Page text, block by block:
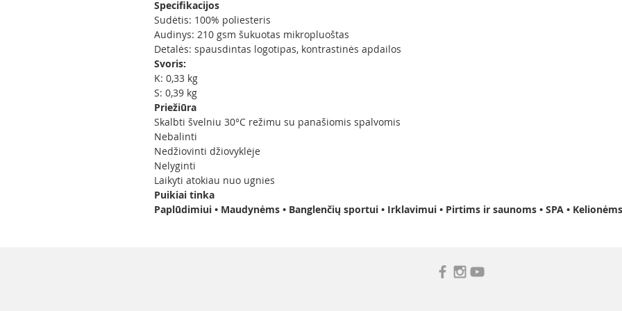
Specifikacijos
Sudėtis: 100% poliesteris
Audinys: 210 gsm šukuotas mikropluoštas
Detalės: spausdintas logotipas, kontrastinės apdailos
Svoris:
K: 0,33 kg
S: 0,39 kg
Priežiūra
Skalbti švelniu 30°C režimu su panašiomis spalvomis
Nebalinti
Nedžiovinti džiovyklėje
Nelyginti
Laikyti atokiau nuo ugnies
Puikiai tinka
Paplūdimiui • Maudynėms • Banglenčių sportui • Irklavimui • Pirtims ir saunoms • SPA • Kelionėms